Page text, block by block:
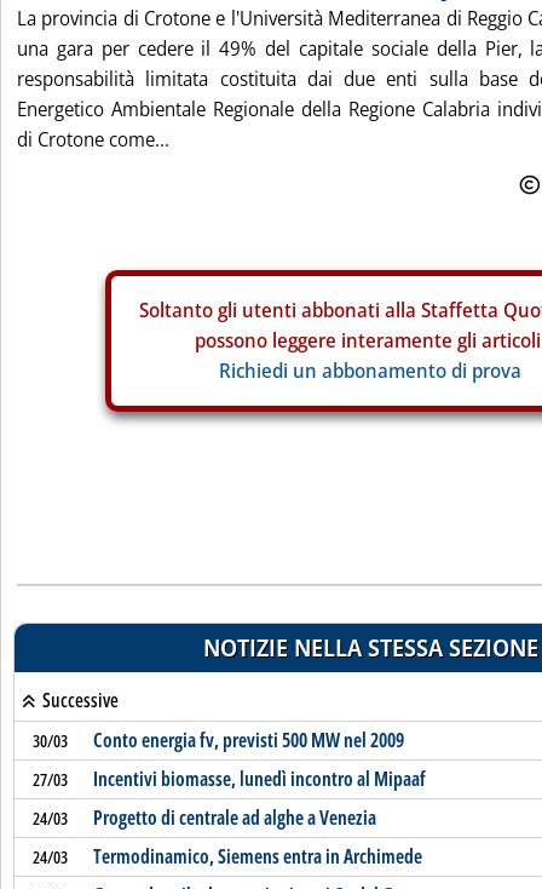
La provincia di Crotone e l'Università Mediterranea di Reggio
una gara per cedere il 49% del capitale sociale della Pier,
responsabilità limitata costituita dai due enti sulla base
Energetico Ambientale Regionale della Regione Calabria
di Crotone come...
Soltanto gli utenti abbonati alla Staffetta
possono leggere interamente gli
Richiedi un abbonamento di prova
NOTIZIE NELLA STESSA SEZIONE
Successive
30/03 Conto energia fv, previsti 500 MW nel 2009
27/03 Incentivi biomasse, lunedì incontro al Mipaaf
24/03 Progetto di centrale ad alghe a Venezia
24/03 Termodinamico, Siemens entra in Archimede